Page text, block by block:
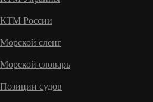
КТМ России
Морской сленг
Морской словарь
Позиции судов